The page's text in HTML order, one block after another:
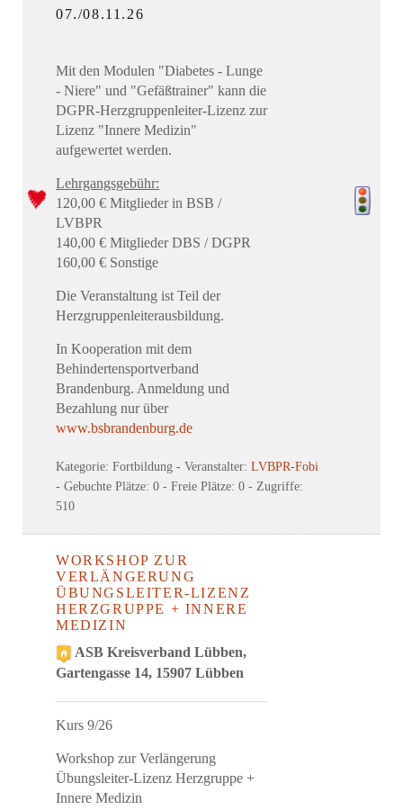
07./08.11.26
Mit den Modulen "Diabetes - Lunge
- Niere" und "Gefäßtrainer" kann die
DGPR-Herzgruppenleiter-Lizenz zur
Lizenz "Innere Medizin"
aufgewertet werden.
Lehrgangsgebühr:
120,00 € Mitglieder in BSB /
LVBPR
140,00 € Mitglieder DBS / DGPR
160,00 € Sonstige
Die Veranstaltung ist Teil der
Herzgruppenleiterausbildung.
In Kooperation mit dem
Behindertensportverband
Brandenburg. Anmeldung und
Bezahlung nur über
www.bsbrandenburg.de
Kategorie: Fortbildung - Veranstalter: LVBPR-Fobi
- Gebuchte Plätze: 0 - Freie Plätze: 0 - Zugriffe:
510
WORKSHOP ZUR
VERLÄNGERUNG
ÜBUNGSLEITER-LIZENZ
HERZGRUPPE + INNERE
MEDIZIN
ASB Kreisverband Lübben,
Gartengasse 14, 15907 Lübben
Kurs 9/26
Workshop zur Verlängerung
Übungsleiter-Lizenz Herzgruppe +
Innere Medizin